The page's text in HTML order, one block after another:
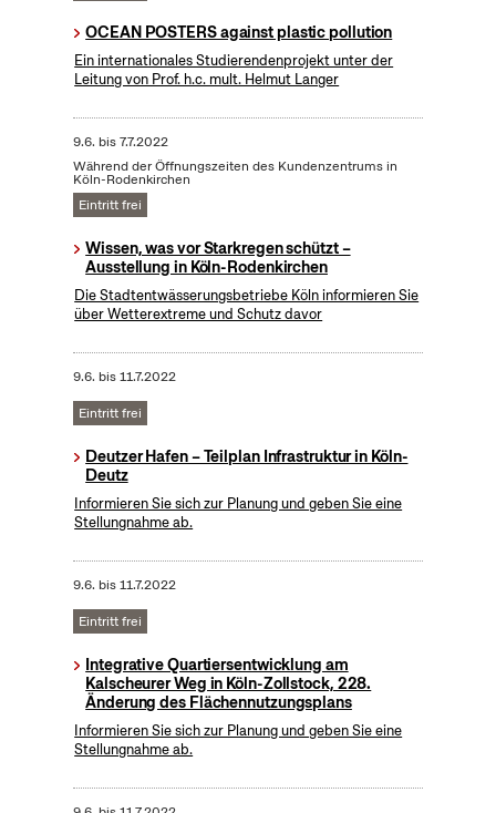
OCEAN POSTERS against plastic pollution
Ein internationales Studierendenprojekt unter der
Leitung von Prof. h.c. mult. Helmut Langer
9.6. bis7.7.2022
Während der Öffnungszeiten des Kundenzentrums in
Köln-Rodenkirchen
Eintritt frei
Wissen, was vor Starkregen schützt –
Ausstellung in Köln-Rodenkirchen
Die Stadtentwässerungsbetriebe Köln informieren Sie
über Wetterextreme und Schutz davor
9.6. bis11.7.2022
Eintritt frei
Deutzer Hafen – Teilplan Infrastruktur in Köln-
Deutz
Informieren Sie sich zur Planung und geben Sie eine
Stellungnahme ab.
9.6. bis11.7.2022
Eintritt frei
Integrative Quartiersentwicklung am
Kalscheurer Weg in Köln-Zollstock, 228.
Änderung des Flächennutzungsplans
Informieren Sie sich zur Planung und geben Sie eine
Stellungnahme ab.